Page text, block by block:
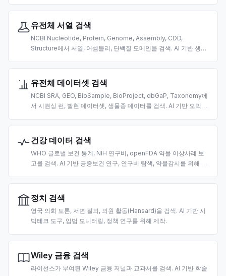
유전체 서열 검색
NCBI Nucleotide, Protein, Genome, Assembly, CDD,
Structure에서 서열, 어셈블리, 단백질 도메인을 검색. AI 기반 생명
유전체 데이터셋 검색
NCBI SRA, GEO, BioSample, BioProject, dbGaP, Taxonomy에
서 시퀀싱 런, 발현 데이터셋, 생물종 데이터를 검색. AI 기반 오믹스
건강 데이터 검색
WHO 글로벌 보건 통계, NIH 연구비, openFDA 약물 이상사례 보
고를 검색. AI 기반 공중보건 연구, 연구비 탐색, 약물감시를 위해 제
정치 검색
영국 의회 토론, 서면 질의, 의원 활동(Hansard)을 검색. AI 기반 시
빅테크 도구, 입법 모니터링, 정책 연구를 위해 제작.
Wiley 금융 검색
라이선스가 부여된 Wiley 금융 저널과 교과서를 검색. AI 기반 학술